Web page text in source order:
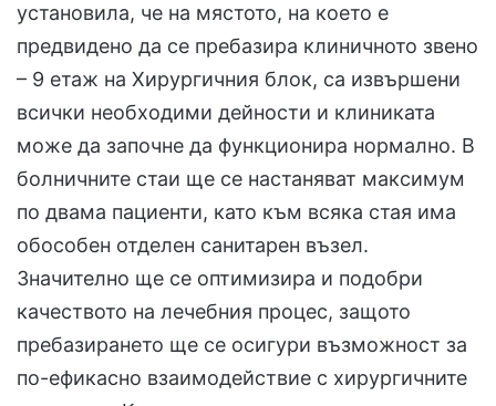
установила, че на мястото, на което е
предвидено да се пребазира клиничното звено
– 9 етаж на Хирургичния блок, са извършени
всички необходими дейности и клиниката
може да започне да функционира нормално. В
болничните стаи ще се настаняват максимум
по двама пациенти, като към всяка стая има
обособен отделен санитарен възел.
Значително ще се оптимизира и подобри
качеството на лечебния процес, защото
пребазирането ще се осигури възможност за
по-ефикасно взаимодействие с хирургичните